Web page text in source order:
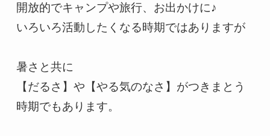
開放的でキャンプや旅行、お出かけに♪
いろいろ活動したくなる時期ではありますが
暑さと共に
【だるさ】や【やる気のなさ】がつきまとう
時期でもあります。